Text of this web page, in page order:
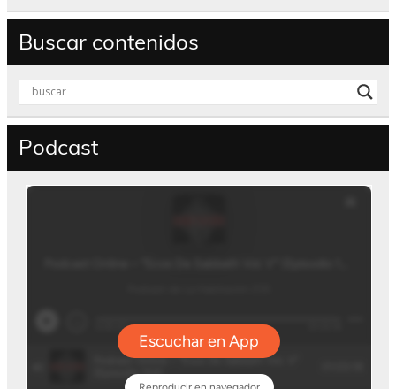
Buscar contenidos
Podcast